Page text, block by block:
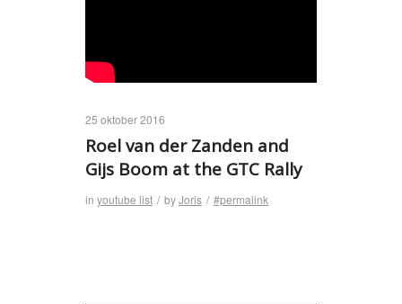
25 oktober 2016
Roel van der Zanden and
Gijs Boom at the GTC Rally
in youtube list / byJoris / #permalink